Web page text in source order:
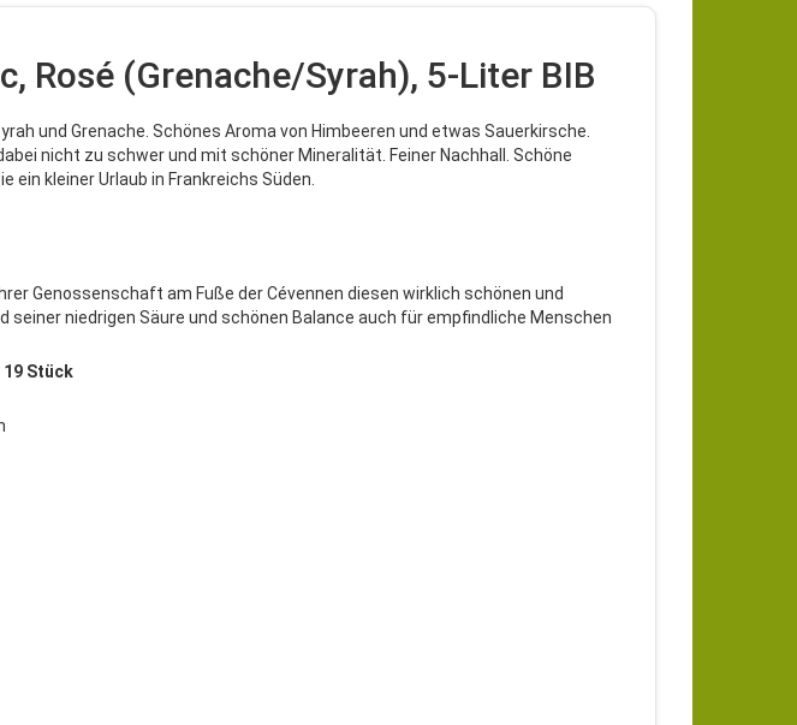
Rosé (Grenache/Syrah), 5-Liter BIB
und Grenache. Schönes Aroma von Himbeeren und etwas Sauerkirsche.
nicht zu schwer und mit schöner Mineralität. Feiner Nachhall. Schöne
ein kleiner Urlaub in Frankreichs Süden.
Genossenschaft am Fuße der Cévennen diesen wirklich schönen und
seiner niedrigen Säure und schönen Balance auch für empfindliche Menschen
Stück